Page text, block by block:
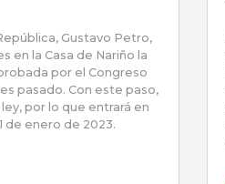
Gustavo Petro,
en la Casa de Nariño la
por el Congreso
pasado. Con este paso,
por lo que entrará en
de enero de 2023.